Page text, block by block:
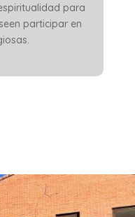
para
participar en